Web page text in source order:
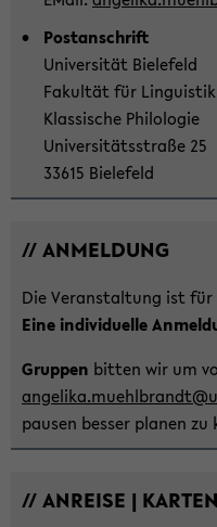
Post­an­schrift
Uni­ver­si­tät Bie­le­feld
Fa­kul­tät für
Klas­si­sche Phi­lo­lo­gie
Uni­ver­si­täts­stra­ße 25
33615 Bie­le­feld
// AN­MEL­DUNG
Die Ver­an­stal­tung ist
Eine in­di­vi­du­el­le
Grup­pen bit­ten wir um
pau­sen bes­ser pla­nen zu
// AN­REI­SE | KAR­TEN